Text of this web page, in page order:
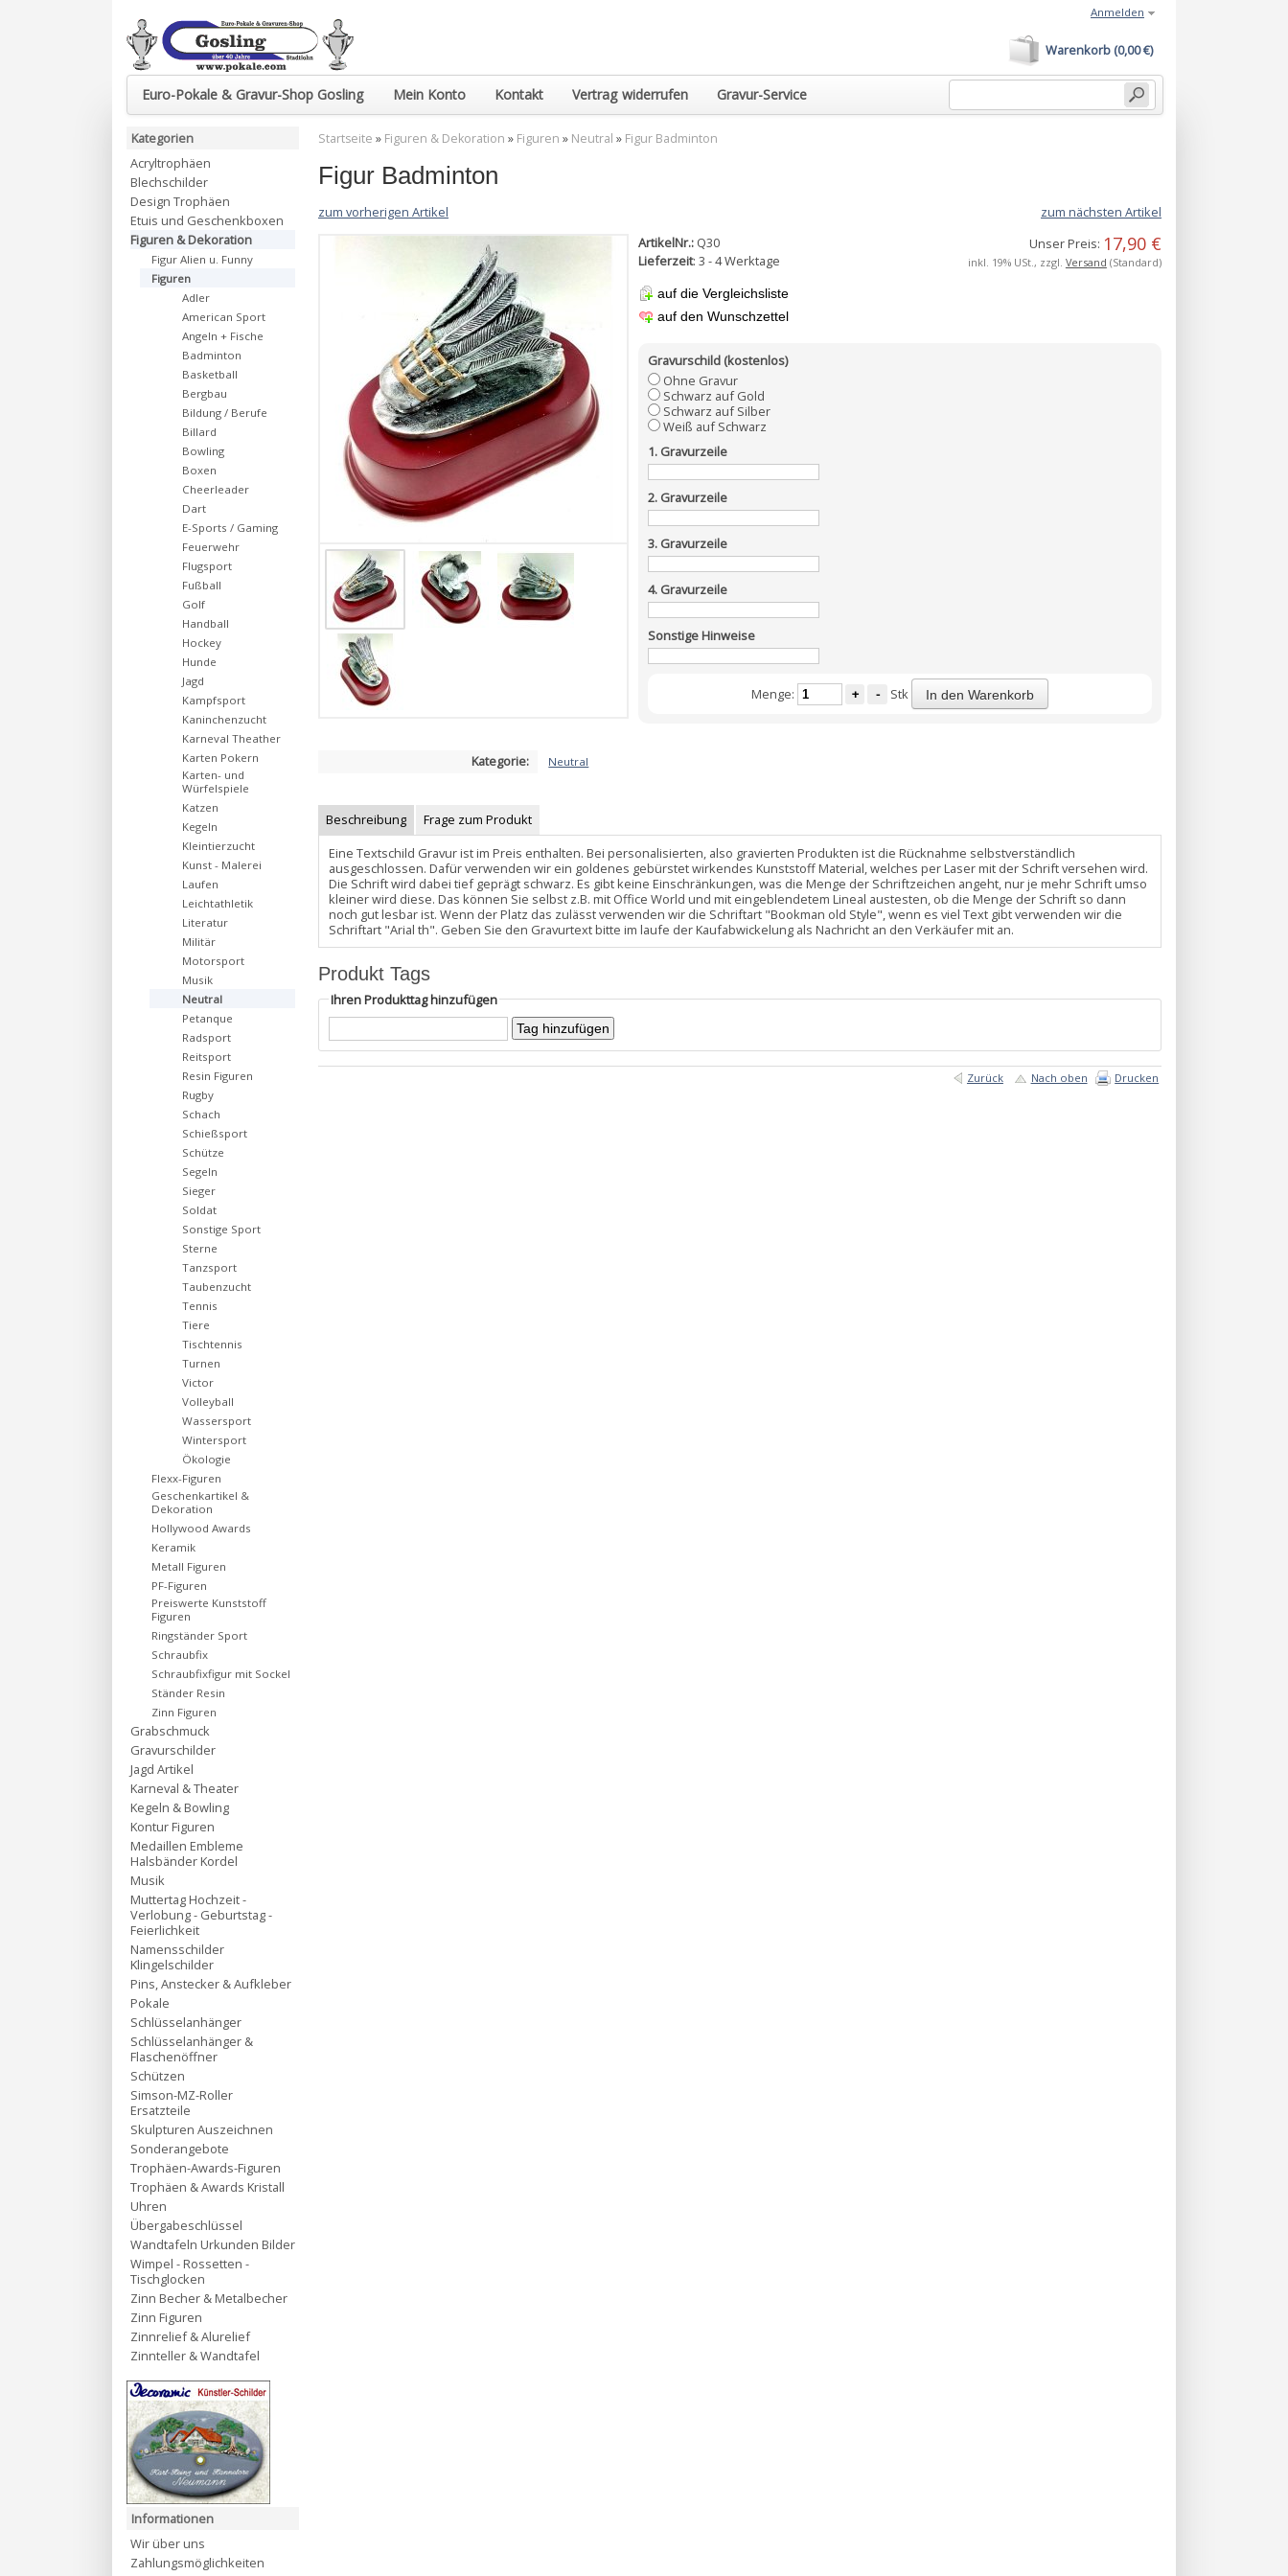
Euro-Pokale & Gravur-Shop Gosling Mein Konto Kontakt Vertrag widerrufen Gravur-Service
Warenkorb (0,00 €)
Anmelden
Startseite » Figuren & Dekoration » Figuren » Neutral » Figur Badminton
Figur Badminton
zum vorherigen Artikel
zum nächsten Artikel
ArtikelNr.: Q30
Lieferzeit: 3 - 4 Werktage
auf die Vergleichsliste
auf den Wunschzettel
Unser Preis: 17,90 €
inkl. 19% USt., zzgl. Versand (Standard)
Gravurschild (kostenlos)
Ohne Gravur
Schwarz auf Gold
Schwarz auf Silber
Weiß auf Schwarz
1. Gravurzeile
2. Gravurzeile
3. Gravurzeile
4. Gravurzeile
Sonstige Hinweise
Menge: + - Stk In den Warenkorb
Kategorie: Neutral
Beschreibung
Frage zum Produkt
Eine Textschild Gravur ist im Preis enthalten. Bei personalisierten, also gravierten Produkten ist die Rücknahme selbstverständlich
ausgeschlossen. Dafür verwenden wir ein goldenes gebürstet wirkendes Kunststoff Material, welches per Laser mit der Schrift versehen wird.
Die Schrift wird dabei tief geprägt schwarz. Es gibt keine Einschränkungen, was die Menge der Schriftzeichen angeht, nur je mehr Schrift umso
kleiner wird diese. Das können Sie selbst z.B. mit Office World und mit eingeblendetem Lineal austesten, ob die Menge der Schrift so dann
noch gut lesbar ist. Wenn der Platz das zulässt verwenden wir die Schriftart "Bookman old Style", wenn es viel Text gibt verwenden wir die
Schriftart "Arial th". Geben Sie den Gravurtext bitte im laufe der Kaufabwickelung als Nachricht an den Verkäufer mit an.
Produkt Tags
Ihren Produkttag hinzufügen
Zurück Nach oben Drucken
Kategorien
Acryltrophäen
Blechschilder
Design Trophäen
Etuis und Geschenkboxen
Figuren & Dekoration
Figur Alien u. Funny
Figuren
Adler
American Sport
Angeln + Fische
Badminton
Basketball
Bergbau
Bildung / Berufe
Billard
Bowling
Boxen
Cheerleader
Dart
E-Sports / Gaming
Feuerwehr
Flugsport
Fußball
Golf
Handball
Hockey
Hunde
Jagd
Kampfsport
Kaninchenzucht
Karneval Theather
Karten Pokern
Karten- und
Würfelspiele
Katzen
Kegeln
Kleintierzucht
Kunst - Malerei
Laufen
Leichtathletik
Literatur
Militär
Motorsport
Musik
Neutral
Petanque
Radsport
Reitsport
Resin Figuren
Rugby
Schach
Schießsport
Schütze
Segeln
Sieger
Soldat
Sonstige Sport
Sterne
Tanzsport
Taubenzucht
Tennis
Tiere
Tischtennis
Turnen
Victor
Volleyball
Wassersport
Wintersport
Ökologie
Flexx-Figuren
Geschenkartikel &
Dekoration
Hollywood Awards
Keramik
Metall Figuren
PF-Figuren
Preiswerte Kunststoff
Figuren
Ringständer Sport
Schraubfix
Schraubfixfigur mit Sockel
Ständer Resin
Zinn Figuren
Grabschmuck
Gravurschilder
Jagd Artikel
Karneval & Theater
Kegeln & Bowling
Kontur Figuren
Medaillen Embleme
Halsbänder Kordel
Musik
Muttertag Hochzeit -
Verlobung - Geburtstag -
Feierlichkeit
Namensschilder
Klingelschilder
Pins, Anstecker & Aufkleber
Pokale
Schlüsselanhänger
Schlüsselanhänger &
Flaschenöffner
Schützen
Simson-MZ-Roller
Ersatzteile
Skulpturen Auszeichnen
Sonderangebote
Trophäen-Awards-Figuren
Trophäen & Awards Kristall
Uhren
Übergabeschlüssel
Wandtafeln Urkunden Bilder
Wimpel - Rossetten -
Tischglocken
Zinn Becher & Metalbecher
Zinn Figuren
Zinnrelief & Alurelief
Zinnteller & Wandtafel
Informationen
Wir über uns
Zahlungsmöglichkeiten